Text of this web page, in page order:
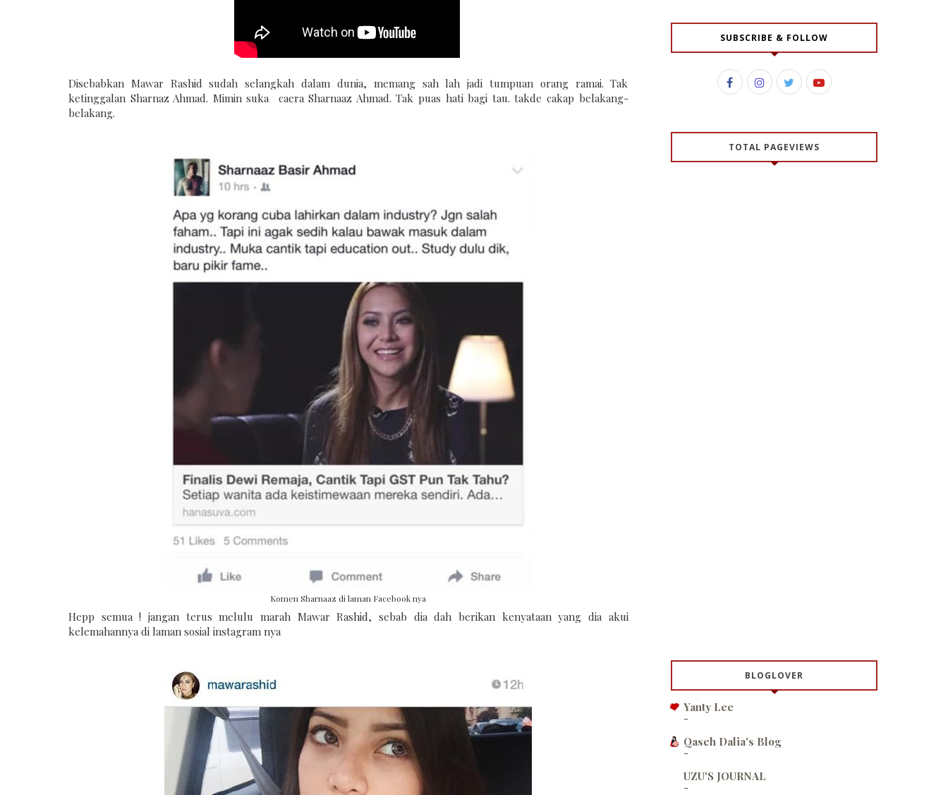
Disebabkan Mawar Rashid sudah selangkah dalam dunia, memang sah lah jadi tumpuan orang ramai. Tak
ketinggalan Sharnaz Ahmad. Mimin suka caera Sharnaaz Ahmad. Tak puas hati bagi tau. takde cakap belakang-
belakang.
Komen Sharnaaz di laman Facebook nya
Hepp semua ! jangan terus melulu marah Mawar Rashid, sebab dia dah berikan kenyataan yang dia akui
kelemahannya di laman sosial instagram nya
SUBSCRIBE & FOLLOW
TOTAL PAGEVIEWS
BLOGLOVER
Yanty Lee
-
Qaseh Dalia's Blog
-
UZU'S JOURNAL
-